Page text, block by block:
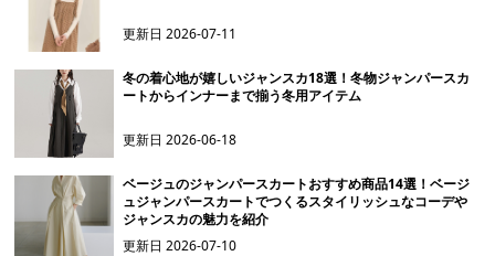
更新日2026-07-11
冬の着心地が嬉しいジャンスカ18選！冬物ジャンパースカ
ートからインナーまで揃う冬用アイテム
更新日2026-06-18
ベージュのジャンパースカートおすすめ商品14選！ベージ
ュジャンパースカートでつくるスタイリッシュなコーデや
ジャンスカの魅力を紹介
更新日2026-07-10